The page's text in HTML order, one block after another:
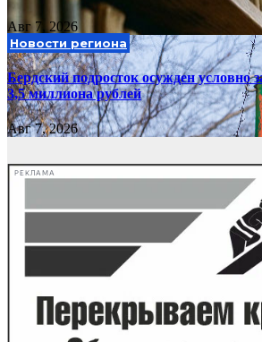
Авг 7, 2026
Новости региона
Бердский подросток осужден условно
3,5 миллиона рублей
Авг 7, 2026
РЕКЛАМА